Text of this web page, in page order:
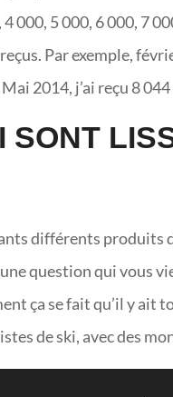
000, 5 000, 6 000, 7
Par exemple,
2014, j’ai reçu 8
SONT
différents produits
question qui vous
ça se fait qu’il y ait
de ski, avec des